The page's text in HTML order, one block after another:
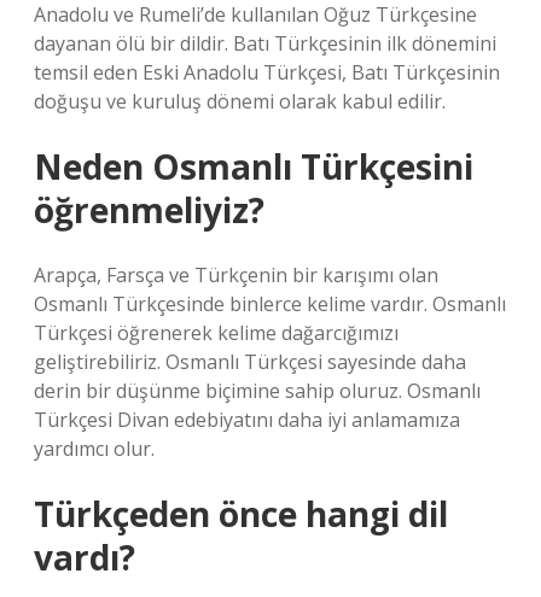
Anadolu ve Rumeli’de kullanılan Oğuz Türkçesine
dayanan ölü bir dildir. Batı Türkçesinin ilk dönemini
temsil eden Eski Anadolu Türkçesi, Batı Türkçesinin
doğuşu ve kuruluş dönemi olarak kabul edilir.
Neden Osmanlı Türkçesini
öğrenmeliyiz?
Arapça, Farsça ve Türkçenin bir karışımı olan
Osmanlı Türkçesinde binlerce kelime vardır. Osmanlı
Türkçesi öğrenerek kelime dağarcığımızı
geliştirebiliriz. Osmanlı Türkçesi sayesinde daha
derin bir düşünme biçimine sahip oluruz. Osmanlı
Türkçesi Divan edebiyatını daha iyi anlamamıza
yardımcı olur.
Türkçeden önce hangi dil
vardı?